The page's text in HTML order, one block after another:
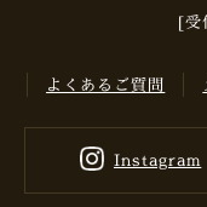
[受
よくあるご質問
Instagram